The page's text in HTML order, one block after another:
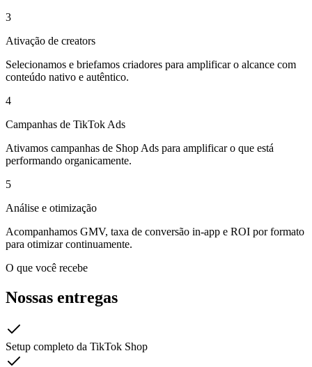
3
Ativação de creators
Selecionamos e briefamos criadores para amplificar o alcance com
conteúdo nativo e autêntico.
4
Campanhas de TikTok Ads
Ativamos campanhas de Shop Ads para amplificar o que está
performando organicamente.
5
Análise e otimização
Acompanhamos GMV, taxa de conversão in-app e ROI por formato
para otimizar continuamente.
O que você recebe
Nossas entregas
Setup completo da TikTok Shop